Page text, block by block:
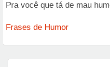
Pra você que tá de mau
Frases de Humor